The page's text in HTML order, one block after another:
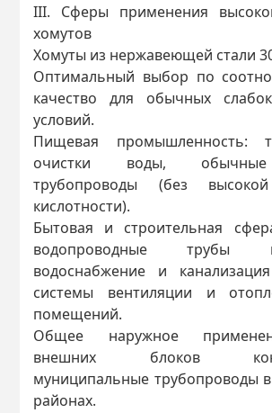
III. Сферы применения
хомутов
Хомуты из нержавеющей стали
Оптимальный выбор по
качество для обычных
условий.
Пищевая промышленность:
очистки воды,
трубопроводы (без
кислотности).
Бытовая и строительная
водопроводные трубы
водоснабжение и
системы вентиляции и
помещений.
Общее наружное
внешних блоков
муниципальные трубопроводы
районах.